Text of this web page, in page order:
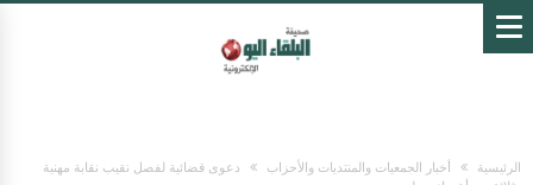
الرئيسية أخبار الجمعيات والمنتديات والأحزاب
دعوى قضائية لفصل نقيب نقابة مهنية